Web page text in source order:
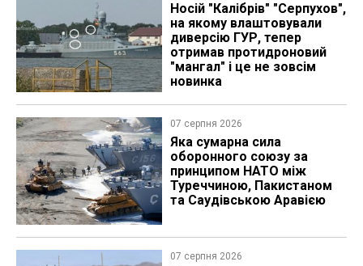
Носій "Калібрів" "Серпухов",
на якому влаштовували
диверсію ГУР, тепер
отримав протидроновий
"мангал" і це не зовсім
новинка
07 серпня 2026
Яка сумарна сила
оборонного союзу за
принципом НАТО між
Туреччиною, Пакистаном
та Саудівською Аравією
07 серпня 2026